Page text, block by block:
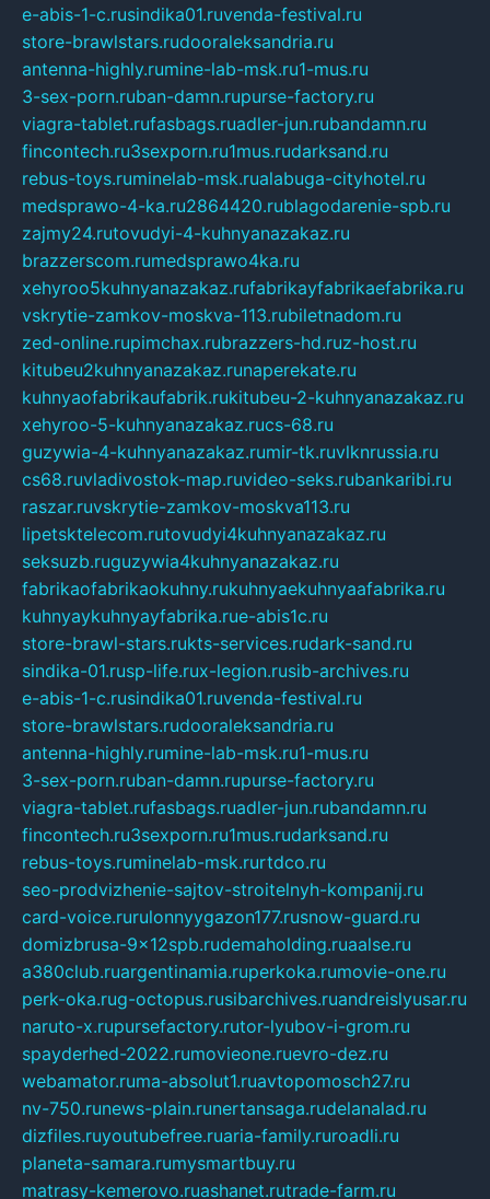
e-abis-1-c.rusindika01.ruvenda-festival.ru
store-brawlstars.rudooraleksandria.ru
antenna-highly.rumine-lab-msk.ru1-mus.ru
3-sex-porn.ruban-damn.rupurse-factory.ru
viagra-tablet.rufasbags.ruadler-jun.rubandamn.ru
fincontech.ru3sexporn.ru1mus.rudarksand.ru
rebus-toys.ruminelab-msk.rualabuga-cityhotel.ru
medsprawo-4-ka.ru2864420.rublagodarenie-spb.ru
zajmy24.rutovudyi-4-kuhnyanazakaz.ru
brazzerscom.rumedsprawo4ka.ru
xehyroo5kuhnyanazakaz.rufabrikayfabrikaefabrika.ru
vskrytie-zamkov-moskva-113.rubiletnadom.ru
zed-online.rupimchax.rubrazzers-hd.ruz-host.ru
kitubeu2kuhnyanazakaz.runaperekate.ru
kuhnyaofabrikaufabrik.rukitubeu-2-kuhnyanazakaz.ru
xehyroo-5-kuhnyanazakaz.rucs-68.ru
guzywia-4-kuhnyanazakaz.rumir-tk.ruvlknrussia.ru
cs68.ruvladivostok-map.ruvideo-seks.rubankaribi.ru
raszar.ruvskrytie-zamkov-moskva113.ru
lipetsktelecom.rutovudyi4kuhnyanazakaz.ru
seksuzb.ruguzywia4kuhnyanazakaz.ru
fabrikaofabrikaokuhny.rukuhnyaekuhnyaafabrika.ru
kuhnyaykuhnyayfabrika.rue-abis1c.ru
store-brawl-stars.rukts-services.rudark-sand.ru
sindika-01.rusp-life.rux-legion.rusib-archives.ru
e-abis-1-c.rusindika01.ruvenda-festival.ru
store-brawlstars.rudooraleksandria.ru
antenna-highly.rumine-lab-msk.ru1-mus.ru
3-sex-porn.ruban-damn.rupurse-factory.ru
viagra-tablet.rufasbags.ruadler-jun.rubandamn.ru
fincontech.ru3sexporn.ru1mus.rudarksand.ru
rebus-toys.ruminelab-msk.rurtdco.ru
seo-prodvizhenie-sajtov-stroitelnyh-kompanij.ru
card-voice.rurulonnyygazon177.rusnow-guard.ru
domizbrusa-9x12spb.rudemaholding.ruaalse.ru
a380club.ruargentinamia.ruperkoka.rumovie-one.ru
perk-oka.rug-octopus.rusibarchives.ruandreislyusar.ru
naruto-x.rupursefactory.rutor-lyubov-i-grom.ru
spayderhed-2022.rumovieone.ruevro-dez.ru
webamator.ruma-absolut1.ruavtopomosch27.ru
nv-750.runews-plain.runertansaga.rudelanalad.ru
dizfiles.ruyoutubefree.ruaria-family.ruroadli.ru
planeta-samara.rumysmartbuy.ru
matrasy-kemerovo.ruashanet.rutrade-farm.ru